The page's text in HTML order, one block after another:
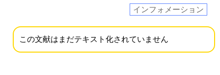
インフォメーション
この文献はまだテキスト化されていません